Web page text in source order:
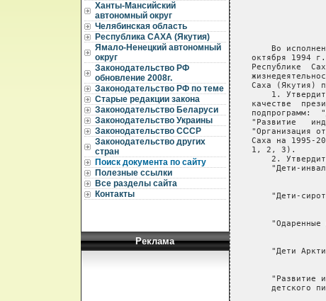
Ханты-Мансийский
автономный округ
Челябинская область
Республика САХА (Якутия)
Ямало-Ненецкий автономный
округ
Законодательство РФ
обновление 2008г.
Законодательство РФ по теме
Старые редакции закона
Законодательство Беларуси
Законодательство Украины
Законодательство СССР
Законодательство других
стран
Поиск документа по сайту
Полезные ссылки
Все разделы сайта
Контакты
Реклама